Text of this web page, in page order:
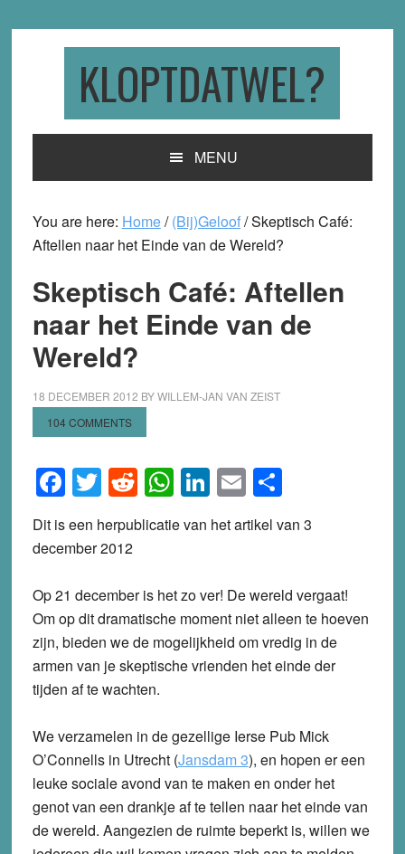
KLOPTDATWEL?
MENU
You are here: Home/ (Bij)Geloof/Skeptisch Café:
Aftellen naar het Einde van de Wereld?
Skeptisch Café: Aftellen
naar het Einde van de
Wereld?
18 DECEMBER 2012 BYWILLEM-JAN VAN ZEIST
104 COMMENTS
Facebook
Twitter
Reddit
WhatsApp
LinkedIn
EmailShare
Dit is een herpublicatie van het artikel van 3
december 2012
Op 21 december is het zo ver! De wereld vergaat!
Om op dit dramatische moment niet alleen te hoeven
zijn, bieden we de mogelijkheid om vredig in de
armen van je skeptische vrienden het einde der
tijden af te wachten.
We verzamelen in de gezellige Ierse Pub Mick
O’Connells in Utrecht (Jansdam 3), en hopen er een
leuke sociale avond van te maken en onder het
genot van een drankje af te tellen naar het einde van
de wereld. Aangezien de ruimte beperkt is, willen we